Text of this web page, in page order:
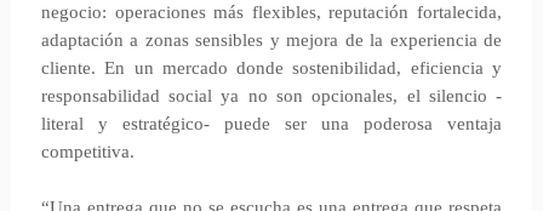
negocio: operaciones más flexibles, reputación fortalecida,
adaptación a zonas sensibles y mejora de la experiencia de
cliente. En un mercado donde sostenibilidad, eficiencia y
responsabilidad social ya no son opcionales, el silencio -
literal y estratégico- puede ser una poderosa ventaja
competitiva.